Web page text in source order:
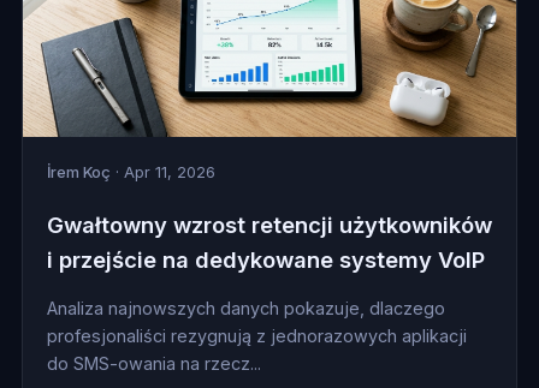
İrem Koç · Apr 11, 2026
Gwałtowny wzrost retencji użytkowników
i przejście na dedykowane systemy VoIP
Analiza najnowszych danych pokazuje, dlaczego
profesjonaliści rezygnują z jednorazowych aplikacji
do SMS-owania na rzecz...